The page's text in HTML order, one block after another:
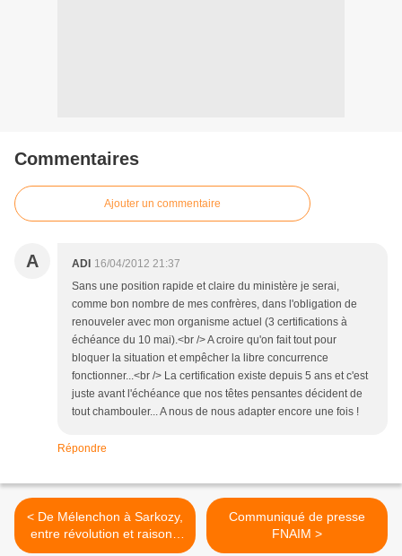
Commentaires
Ajouter un commentaire
A ADI 16/04/2012 21:37
Sans une position rapide et claire du ministère je serai,
comme bon nombre de mes confrères, dans l'obligation de
renouveler avec mon organisme actuel (3 certifications à
échéance du 10 mai).<br /> A croire qu'on fait tout pour
bloquer la situation et empêcher la libre concurrence
fonctionner...<br /> La certification existe depuis 5 ans et c'est
juste avant l'échéance que nos têtes pensantes décident de
tout chambouler... A nous de nous adapter encore une fois !
Répondre
< De Mélenchon à Sarkozy,
entre révolution et raison :
La recertification et les
Communiqué de presse
FNAIM >